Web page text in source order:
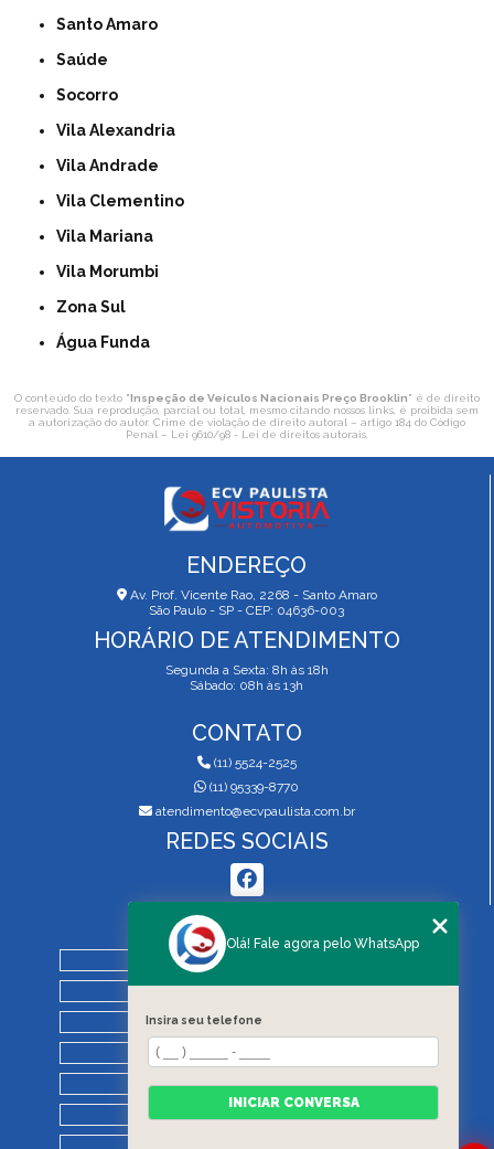
Santo Amaro
Saúde
Socorro
Vila Alexandria
Vila Andrade
Vila Clementino
Vila Mariana
Vila Morumbi
Zona Sul
Água Funda
O conteúdo do texto " Inspeção de Veículos Nacionais Preço Brooklin" é de direito
reservado. Sua reprodução, parcial ou total, mesmo citando nossos links, é proibida sem
a autorização do autor. Crime de violação de direito autoral – artigo 184 do Código
Penal – Lei 9610/98 - Lei de direitos autorais.
ENDEREÇO
Av. Prof. Vicente Rao, 2268 - Santo Amaro
São Paulo - SP - CEP: 04636-003
HORÁRIO DE ATENDIMENTO
Segunda a Sexta: 8h às 18h
Sábado: 08h às 13h
CONTATO
(11) 5524-2525
(11) 95339-8770
atendimento@ecvpaulista.com.br
REDES SOCIAIS
MENU
QUEM SOMOS
SERVIÇOS
BLOG
REGRAS DE VISTORIA
Olá! Fale agora pelo WhatsApp
Insira seu telefone
INICIAR CONVERSA